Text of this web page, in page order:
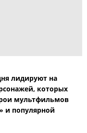
лидируют на
которых
мультфильмов
и популярной